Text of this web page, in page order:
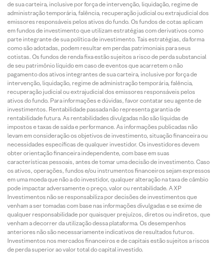
de sua carteira, inclusive por força de intervenção, liquidação, regime de
administração temporária, falência, recuperação judicial ou extrajudicial dos
emissores responsáveis pelos ativos do fundo. Os fundos de cotas aplicam
em fundos de investimento que utilizam estratégias com derivativos como
parte integrante de sua política de investimento. Tais estratégias, da forma
como são adotadas, podem resultar em perdas patrimoniais para seus
cotistas. Os fundos de renda fixa estão sujeitos a risco de perda substancial
de seu patrimônio líquido em caso de eventos que acarretem o não
pagamento dos ativos integrantes de sua carteira, inclusive por força de
intervenção, liquidação, regime de administração temporária, falência,
recuperação judicial ou extrajudicial dos emissores responsáveis pelos
ativos do fundo. Para informações e dúvidas, favor contatar seu agente de
investimentos. Rentabilidade passada não representa garantia de
rentabilidade futura. As rentabilidades divulgadas não são líquidas de
impostos e taxas de saída e performance. As informações publicadas não
levam em consideração os objetivos de investimento, situação financeira ou
necessidades específicas de qualquer investidor. Os investidores devem
obter orientação financeira independente, com base em suas
características pessoais, antes de tomar uma decisão de investimento. Caso
os ativos, operações, fundos e/ou instrumentos financeiros sejam expressos
em uma moeda que não a do investidor, qualquer alteração na taxa de câmbio
pode impactar adversamente o preço, valor ou rentabilidade. A XP
Investimentos não se responsabiliza por decisões de investimentos que
venham a ser tomadas com base nas informações divulgadas e se exime de
qualquer responsabilidade por quaisquer prejuízos, diretos ou indiretos, que
venham a decorrer da utilização dessa plataforma. Os desempenhos
anteriores não são necessariamente indicativos de resultados futuros.
Investimentos nos mercados financeiros e de capitais estão sujeitos a riscos
de perda superior ao valor total do capital investido.